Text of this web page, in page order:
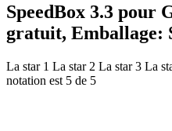
SpeedBox 3.3 pour
gratuit, Emballage:
La star 1 La star 2 La star 3 La
notation est 5 de 5